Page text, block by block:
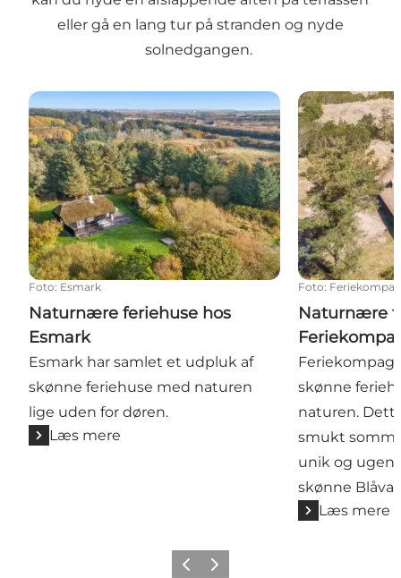
eller gå en lang tur på stranden og nyde
solnedgangen.
Naturnære feriehuse hos Esmark
Foto: Esmark
Naturnære feriehuse hos
Esmark
Esmark har samlet et udpluk af
skønne feriehuse med naturen
lige uden for døren.
Læs mere
Naturnære
Foto:
Naturnære
skønne
naturen.
smukt
unik og
skønne
Læs mere
ForrigeNæste